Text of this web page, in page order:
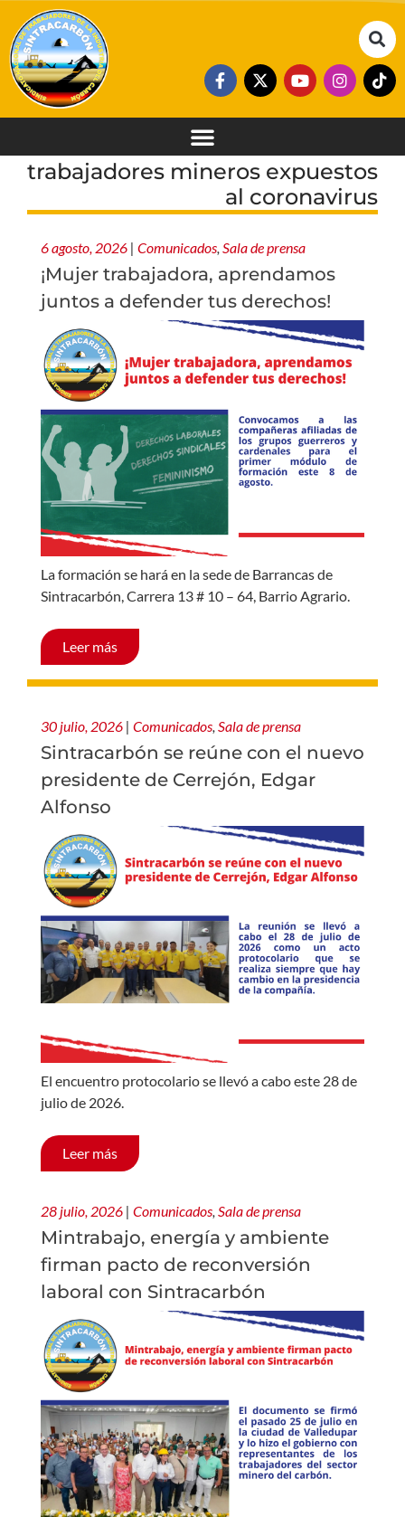
trabajadores mineros expuestos
al coronavirus
6 agosto, 2026 | Comunicados, Sala de prensa
¡Mujer trabajadora, aprendamos
juntos a defender tus derechos!
La formación se hará en la sede de Barrancas de
Sintracarbón, Carrera 13 # 10 – 64, Barrio Agrario.
Leer más
30 julio, 2026 | Comunicados, Sala de prensa
Sintracarbón se reúne con el nuevo
presidente de Cerrejón, Edgar
Alfonso
El encuentro protocolario se llevó a cabo este 28 de
julio de 2026.
Leer más
28 julio, 2026 | Comunicados Sala de prensa
Mintrabajo, energía y ambiente
firman pacto de reconversión
laboral con Sintracarbón